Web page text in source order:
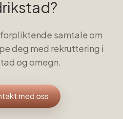
?
samtale om
deg med rekruttering i
og omegn.
med oss